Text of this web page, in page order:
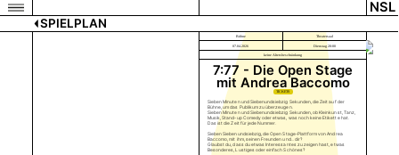
NSL
SPIELPLAN
Bühne Theatersaal
07.04.2026 Dienstag 20:00
keine Altersbeschränkung
7:77 - Die Open Stage
mit Andrea Baccomo
TICKETS
Sieben Minuten und Siebenundsiebzig Sekunden, die Zeit auf der
Bühne, um das Publikum zu überzeugen.
Sieben Minuten und Siebenundsiebzig Sekunden, ob Kleinkunst, Tanz,
Musik, Stand-up Comedy oder etwas, was noch keine Etikette hat.
Das ist die Zeit für jede Nummer.
Sieben Siebenundsiebzig, die Open Stage-Plattform von Andrea
Baccomo, mit ihm, seinen Freunden und... dir?
Glaubst du, dass du etwas Interessantes zu zeigen hast, etwas
Besonderes, Lustiges oder einfach Schönes?